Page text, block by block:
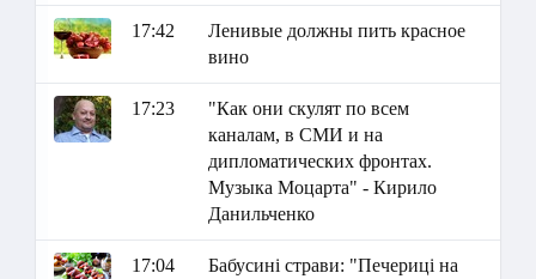
17:42
Ленивые должны пить красное
вино
17:23
"Как они скулят по всем
каналам, в СМИ и на
дипломатических фронтах.
Музыка Моцарта" - Кирило
Данильченко
17:04
Бабусині страви: "Печериці на